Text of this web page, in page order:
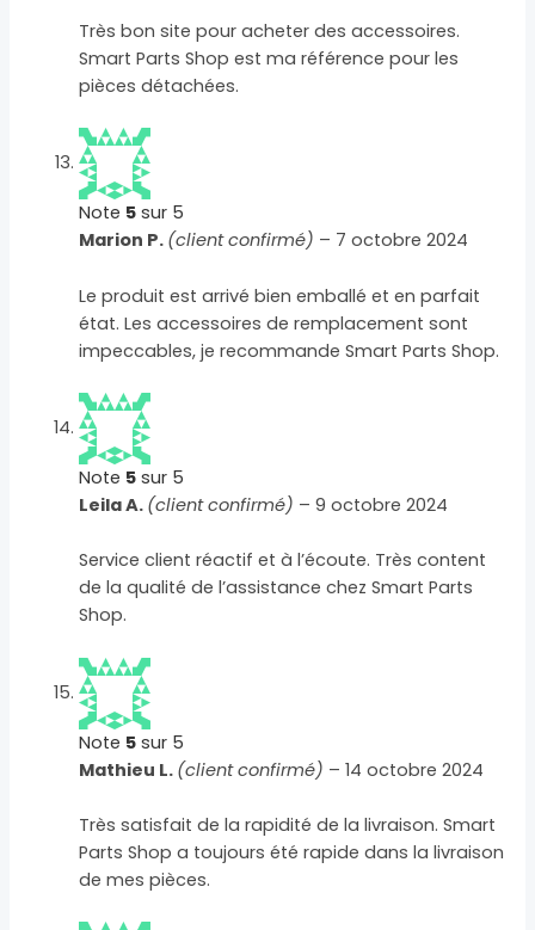
Très bon site pour acheter des accessoires.
Smart Parts Shop est ma référence pour les
pièces détachées.
Note 5 sur 5
Marion P. (client confirmé) – 7 octobre 2024
Le produit est arrivé bien emballé et en parfait
état. Les accessoires de remplacement sont
impeccables, je recommande Smart Parts Shop.
Note 5 sur 5
Leila A. (client confirmé) – 9 octobre 2024
Service client réactif et à l’écoute. Très content
de la qualité de l’assistance chez Smart Parts
Shop.
Note 5 sur 5
Mathieu L. (client confirmé) – 14 octobre 2024
Très satisfait de la rapidité de la livraison. Smart
Parts Shop a toujours été rapide dans la livraison
de mes pièces.